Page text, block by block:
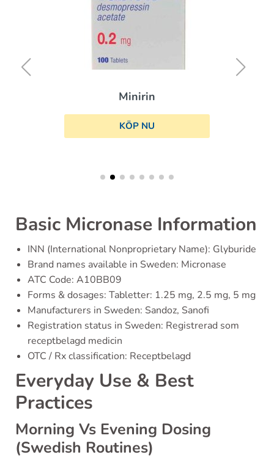
Minirin
KÖP NU
Basic Micronase Information
INN (International Nonproprietary Name): Glyburide
Brand names available in Sweden: Micronase
ATC Code: A10BB09
Forms & dosages: Tabletter: 1.25 mg, 2.5 mg, 5 mg
Manufacturers in Sweden: Sandoz, Sanofi
Registration status in Sweden: Registrerad som
receptbelagd medicin
OTC / Rx classification: Receptbelagd
Everyday Use & Best
Practices
Morning Vs Evening Dosing
(Swedish Routines)